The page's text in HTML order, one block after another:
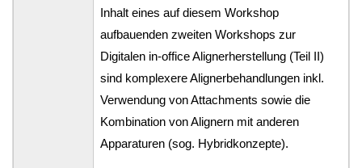
Inhalt eines auf diesem Workshop
aufbauenden zweiten Workshops zur
Digitalen in-office Alignerherstellung (Teil II)
sind komplexere Alignerbehandlungen inkl.
Verwendung von Attachments sowie die
Kombination von Alignern mit anderen
Apparaturen (sog. Hybridkonzepte).